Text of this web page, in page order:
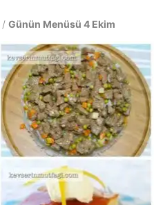
/ Günün Menüsü 4 Ekim